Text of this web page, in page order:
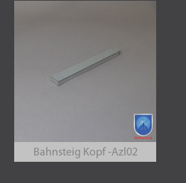
Bahnsteig Kopf -Azl02